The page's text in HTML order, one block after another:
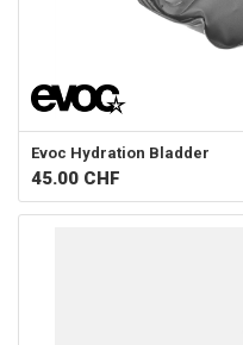
Evoc Hydration Bladder
45.00 CHF